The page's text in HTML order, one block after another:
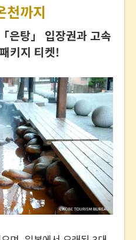
천까지
은탕」 입장권과 고속
키지 티켓!